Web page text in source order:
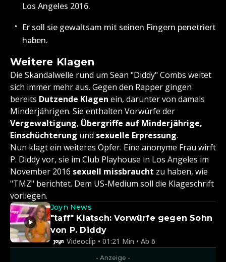
Los Angeles 2016.
Er soll sie gewaltsam mit seinen Fingern penetriert
haben.
Weitere Klagen
Die Skandalwelle rund um Sean "Diddy" Combs weitet
sich immer mehr aus. Gegen den Rapper gingen
bereits Dutzende Klagen ein, darunter von damals
Minderjährigen. Sie enthalten Vorwürfe der
Vergewaltigung, Übergriffe auf Minderjährige,
Einschüchterung und sexuelle Erpressung.
Nun klagt ein weiteres Opfer. Eine anonyme Frau wirft
P. Diddy vor, sie im Club Playhouse in Los Angeles im
November 2016 sexuell missbraucht zu haben, wie
"TMZ" berichtet. Dem US-Medium soll die Klageschrift
vorliegen.
Joyn News
"taff" Klatsch: Vorwürfe gegen Sohn
von P. Diddy
Videoclip • 01:21 Min • Ab 6
- Anzeige -